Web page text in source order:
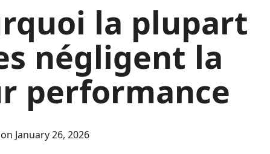
la plupart
négligent la
performance
January 26, 2026